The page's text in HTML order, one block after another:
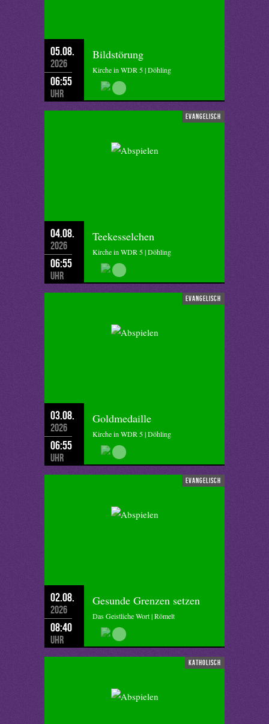
05.08.
2026
06:55
Uhr
Bildstörung
Kirche in WDR 5 | Döhling
evangelisch
04.08.
2026
06:55
Uhr
Teekesselchen
Kirche in WDR 5 | Döhling
evangelisch
03.08.
2026
06:55
Uhr
Goldmedaille
Kirche in WDR 5 | Döhling
evangelisch
02.08.
2026
08:40
Uhr
Gesunde Grenzen setzen
Das Geistliche Wort | Römelt
katholisch